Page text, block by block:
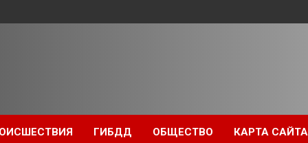
ГИБДД ОБЩЕСТВО КАРТА САЙТА